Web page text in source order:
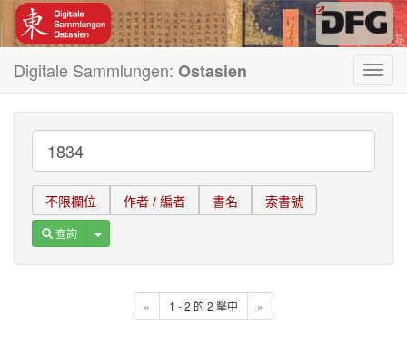
Digitale Sammlungen: Ostasien
不限欄位 作者 / 編者 書名 索書號
查詢 Toggle Dropdown
« 1 - 2 的 2 擊中 »